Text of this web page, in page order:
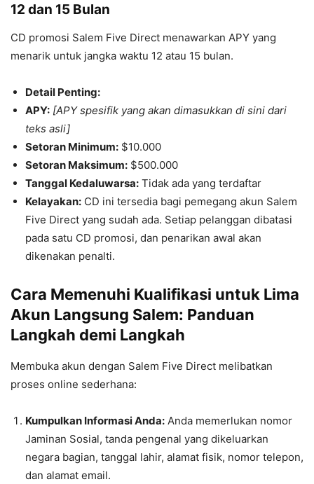
12 dan 15 Bulan
CD promosi Salem Five Direct menawarkan APY yang
menarik untuk jangka waktu 12 atau 15 bulan.
Detail Penting:
APY: [APY spesifik yang akan dimasukkan di sini dari
teks asli]
Setoran Minimum: $10.000
Setoran Maksimum: $500.000
Tanggal Kedaluwarsa: Tidak ada yang terdaftar
Kelayakan: CD ini tersedia bagi pemegang akun Salem
Five Direct yang sudah ada. Setiap pelanggan dibatasi
pada satu CD promosi, dan penarikan awal akan
dikenakan penalti.
Cara Memenuhi Kualifikasi untuk Lima
Akun Langsung Salem: Panduan
Langkah demi Langkah
Membuka akun dengan Salem Five Direct melibatkan
proses online sederhana:
Kumpulkan Informasi Anda: Anda memerlukan nomor
Jaminan Sosial, tanda pengenal yang dikeluarkan
negara bagian, tanggal lahir, alamat fisik, nomor telepon,
dan alamat email.